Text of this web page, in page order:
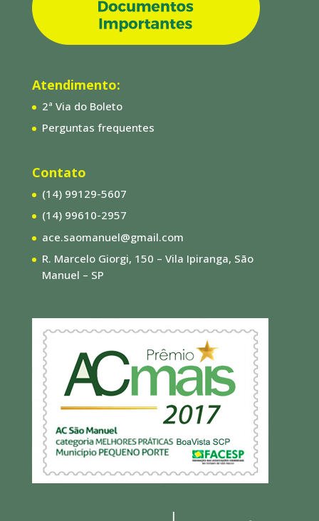
Atendimento:
2ª Via do Boleto
Perguntas frequentes
Contato
(14) 99129-5607
(14) 99610-2957
ace.saomanuel@gmail.com
R. Marcelo Giorgi, 150 – Vila Ipiranga, São
Manuel – SP